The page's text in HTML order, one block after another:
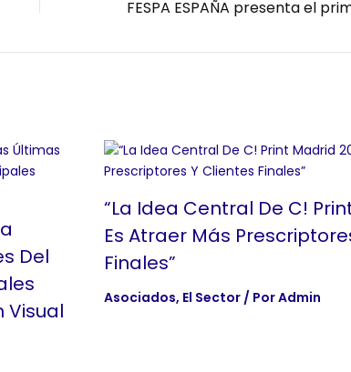
Del
Visual
“La Idea Central De C!
Es Atraer Más
Finales”
Asociados, El Sector / PorAdmin